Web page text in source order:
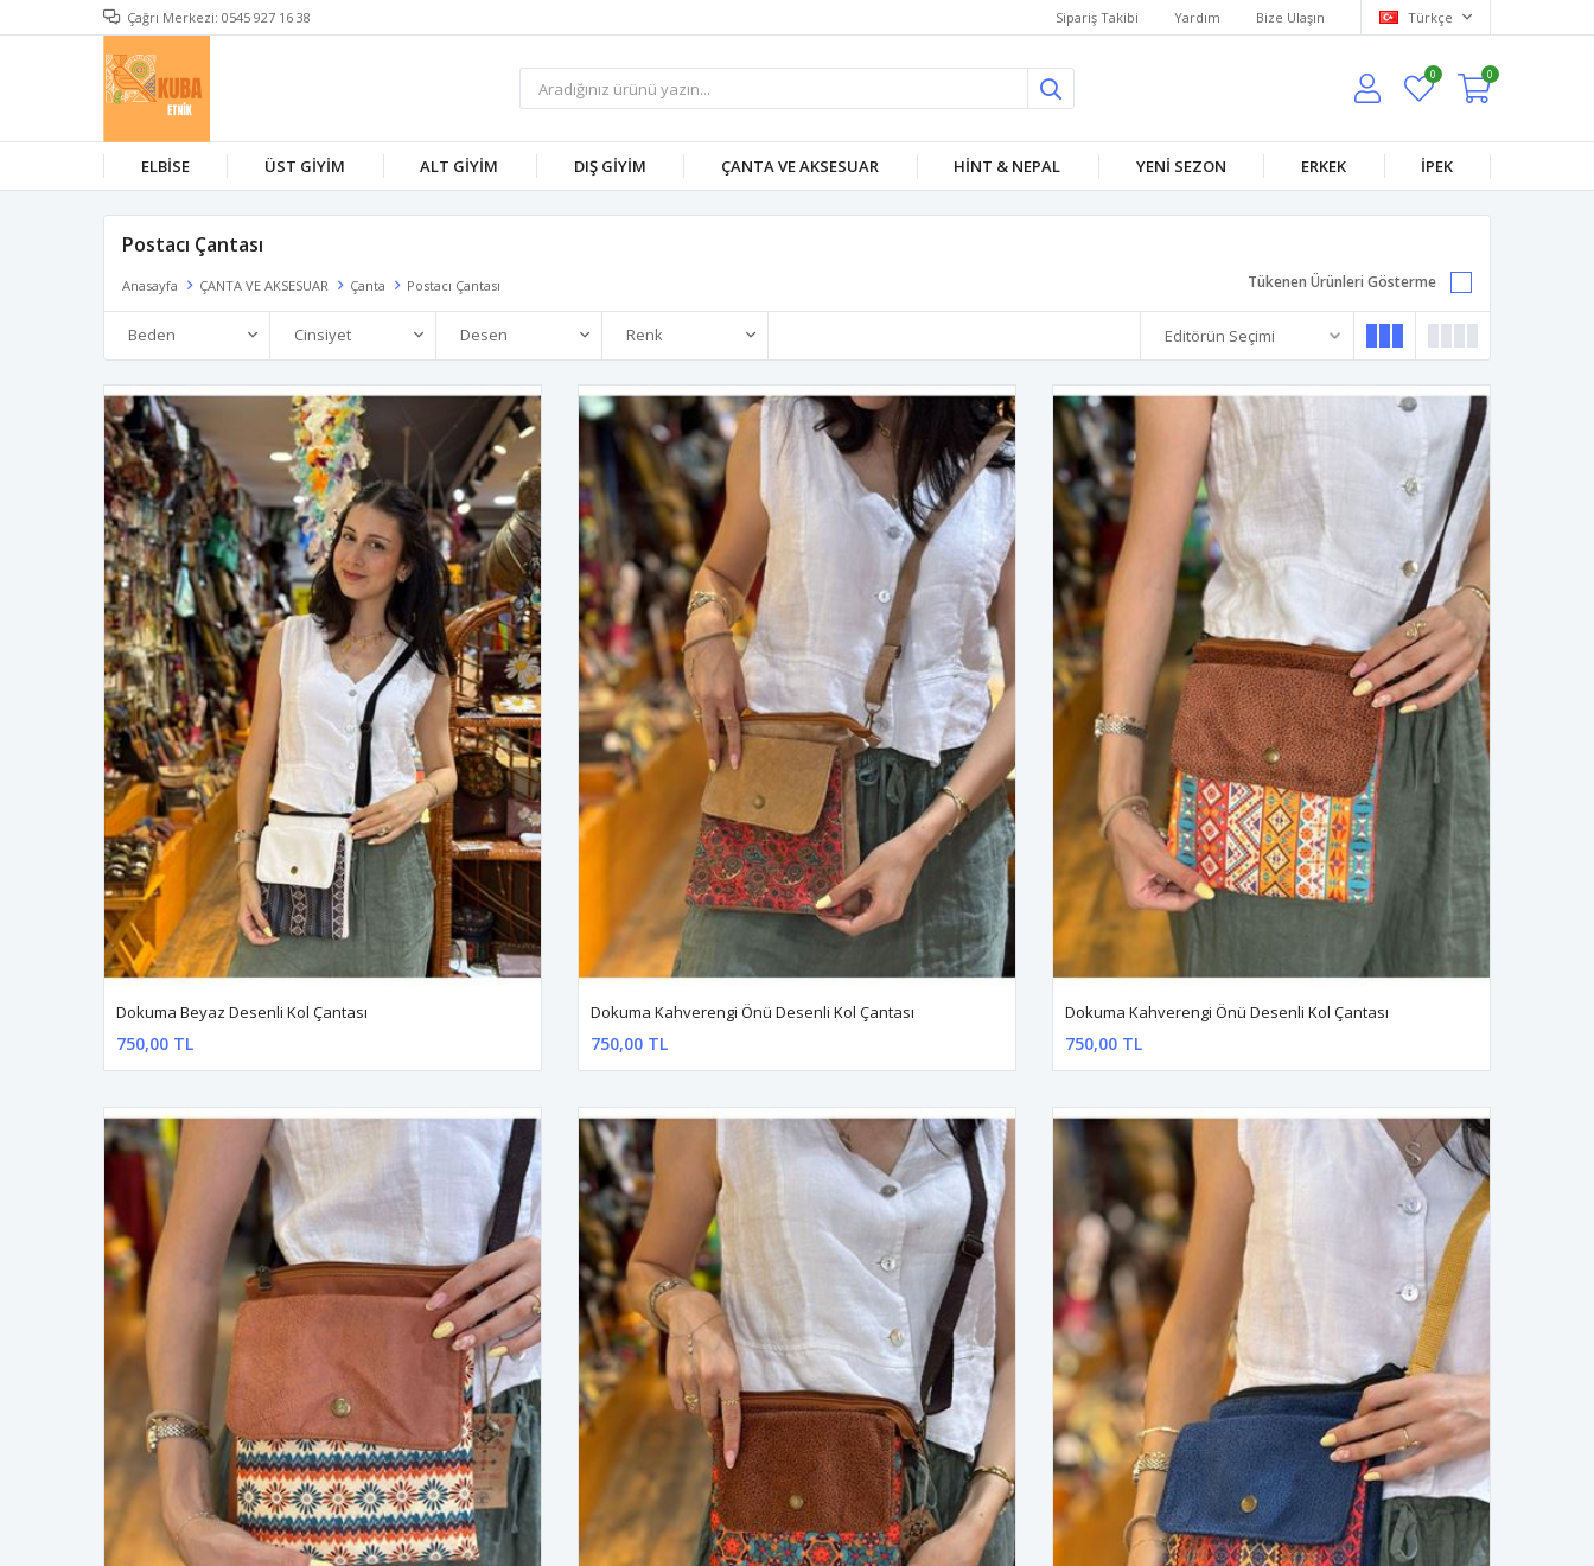
Çağrı Merkezi: 0545 927 16 38 Sipariş Takibi Yardım Bize Ulaşın Türkçe
0 0
ELBİSE ÜST GİYİM ALT GİYİM DIŞ GİYİM ÇANTA VE AKSESUAR HİNT & NEPAL YENİ SEZON ERKEK İPEK
Postacı Çantası
Anasayfa ÇANTA VE AKSESUAR Çanta Postacı Çantası Tükenen Ürünleri Gösterme
Beden Cinsiyet Desen Renk
Dokuma Beyaz Desenli Kol Çantası
750,00 TL
Dokuma Kahverengi Önü Desenli Kol Çantası
750,00 TL
Dokuma Kahverengi Önü Desenli Kol Çantası
750,00 TL